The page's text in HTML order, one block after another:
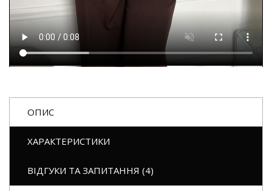
ОПИС
ХАРАКТЕРИСТИКИ
ВІДГУКИ ТА ЗАПИТАННЯ (4)